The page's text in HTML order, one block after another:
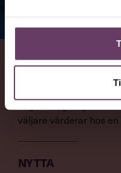
Statsvetaren Jenny
högskola, går igenom
väljare värderar hos
NYTTA
Jenny